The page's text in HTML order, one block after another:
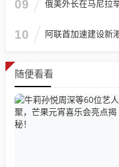
09 俄美外长在马尼拉
10 阿联酋加速建设新
随便看看